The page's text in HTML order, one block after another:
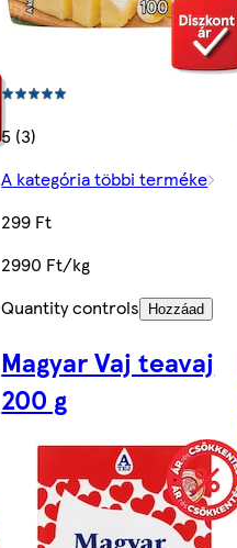
5 (3)
A kategória többi terméke
299 Ft
2990 Ft/kg
Quantity controls
Hozzáad
Magyar Vaj teavaj
200 g